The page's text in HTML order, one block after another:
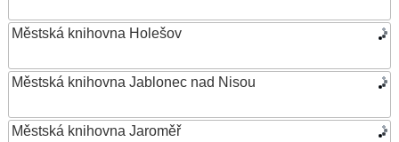
Městská knihovna Holešov
Městská knihovna Jablonec nad Nisou
Městská knihovna Jaroměř